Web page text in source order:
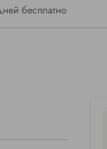
бесплатно